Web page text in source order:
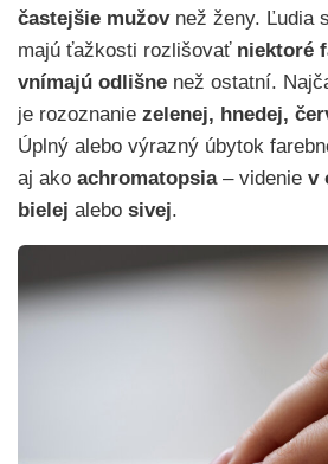
častejšie mužovnež ženy. Ľudia
majú ťažkosti rozlišovať niektoré
vnímajú odlišne než ostatní.
je rozoznanie zelenej, hnedej,
Úplný alebo výrazný úbytok
aj ako achromatopsia – videnie v
bielej alebo sivej.